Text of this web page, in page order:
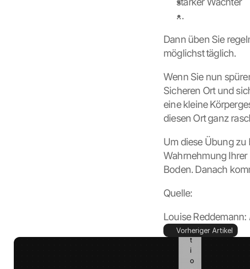
…
Dann üben Sie
möglichst täglich.
Wenn Sie nun
Sicheren Ort und
eine kleine
diesen Ort ganz
Um diese Übung zu
Wahrnehmung Ihrer
Boden. Danach
Quelle:
Louise Reddemann:
Vorheriger Artikel
.
g
l
k
n
n
d
s
e
I
o
m
a
t
i
o